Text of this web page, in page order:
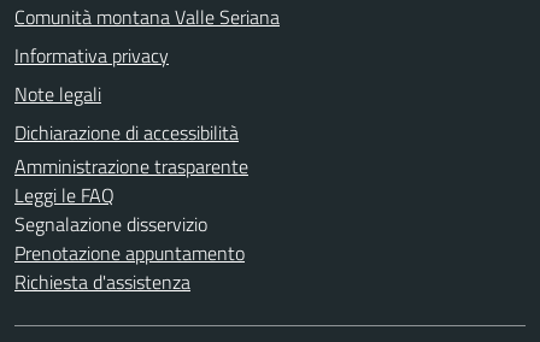
Comunità montana Valle Seriana
Informativa privacy
Note legali
Dichiarazione di accessibilità
Amministrazione trasparente
Leggi le FAQ
Segnalazione disservizio
Prenotazione appuntamento
Richiesta d'assistenza